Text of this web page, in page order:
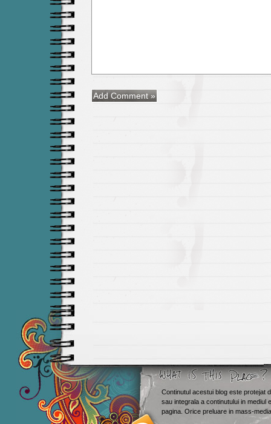
Continutul acestui blog este protejat
sau integrala a continutului in
pagina. Orice preluare in mass-
Smashing